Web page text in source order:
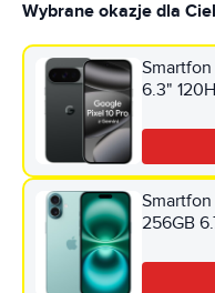
Wybrane okazje dla
Smartfon
6.3"
Smartfon
256GB